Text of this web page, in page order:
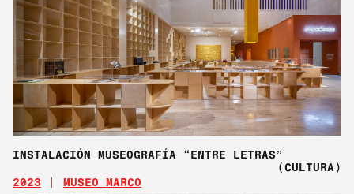
INSTALACIÓN MUSEOGRAFÍA “ENTRE LETRAS”
(CULTURA)
2023
MUSEO MARCO